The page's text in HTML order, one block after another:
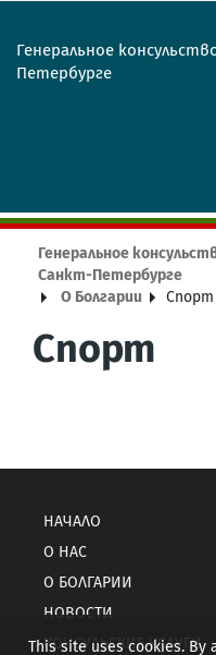
Генеральное
Петербурге
Генеральное
Санкт-Петербурге
О Болгарии
Спорт
Спорт
НАЧАЛО
О НАС
О БОЛГАРИИ
НОВОСТИ
КОНСУЛЬСКИЕ УСЛУГИ
This site uses cookies. By